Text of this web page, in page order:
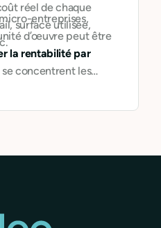
réel de chaque
surface utilisée,
entreprises,
d’œuvre peut être
la rentabilité par
concentrent les
prix ou son